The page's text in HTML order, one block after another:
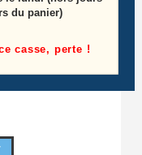
du panier)
casse, perte !